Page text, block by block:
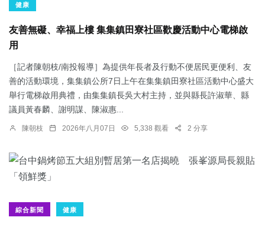
健康
友善無礙、幸福上樓 集集鎮田寮社區歡慶活動中心電梯啟
用
［記者陳朝枝/南投報導］為提供年長者及行動不便居民更便利、友
善的活動環境，集集鎮公所7日上午在集集鎮田寮社區活動中心盛大
舉行電梯啟用典禮，由集集鎮長吳大村主持，並與縣長許淑華、縣
議員黃春麟、謝明謀、陳淑惠...
陳朝枝 2026年八月07日 5,338 觀看 2 分享
綜合新聞 健康